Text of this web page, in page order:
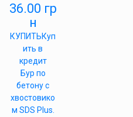
36.00 гр
н
КУПИТЬКуп
ить в
кредит
Бур по
бетону с
хвостовико
м SDS Plus.